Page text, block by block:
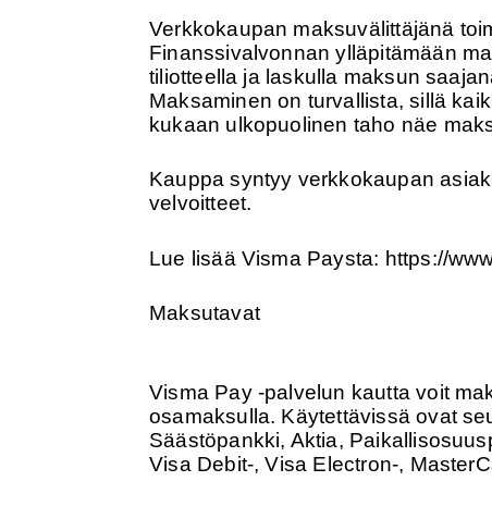
Verkkokaupan maksuvälittäjänä
Finanssivalvonnan ylläpitämään
tiliotteella ja laskulla maksun
Maksaminen on turvallista, sillä
kukaan ulkopuolinen taho näe
Kauppa syntyy verkkokaupan
velvoitteet.
Lue lisää Visma Paysta: https://
Maksutavat
Visma Pay -palvelun kautta voit
osamaksulla. Käytettävissä ovat
Säästöpankki, Aktia,
Visa Debit-, Visa Electron-,